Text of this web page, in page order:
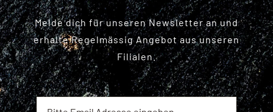
Melde dich für unseren Newsletter an und
erhalte Regelmässig Angebot aus unseren
Filialen.